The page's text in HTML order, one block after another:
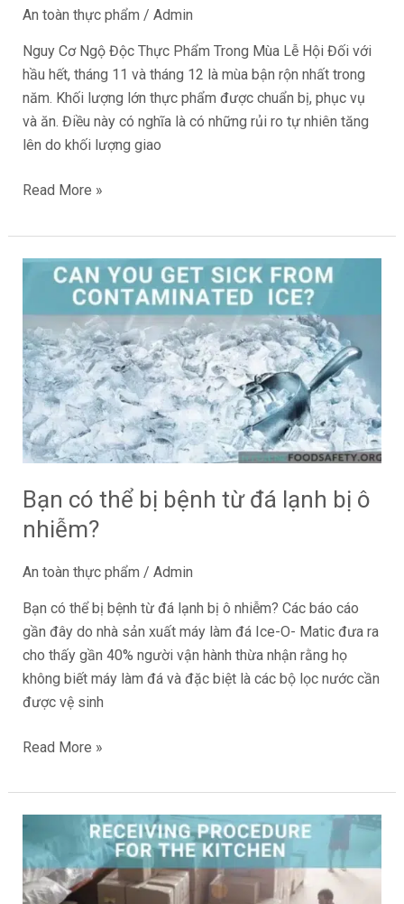
An toàn thực phẩm / Admin
Nguy Cơ Ngộ Độc Thực Phẩm Trong Mùa Lễ Hội Đối với
hầu hết, tháng 11 và tháng 12 là mùa bận rộn nhất trong
năm. Khối lượng lớn thực phẩm được chuẩn bị, phục vụ
và ăn. Điều này có nghĩa là có những rủi ro tự nhiên tăng
lên do khối lượng giao
Read More »
Bạn có thể bị bệnh từ đá lạnh bị ô
nhiễm?
An toàn thực phẩm / Admin
Bạn có thể bị bệnh từ đá lạnh bị ô nhiễm? Các báo cáo
gần đây do nhà sản xuất máy làm đá Ice-O- Matic đưa ra
cho thấy gần 40% người vận hành thừa nhận rằng họ
không biết máy làm đá và đặc biệt là các bộ lọc nước cần
được vệ sinh
thể
bị
bệnh
từ
đá
lạnh
bị
nhiễm?
Read More »
điều
cần
biết